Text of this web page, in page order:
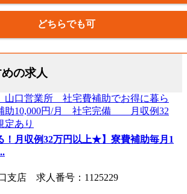
どちらでも可
の求人
！月収例32万円以上★】寮費補助毎月1
支店 求人番号：1125229